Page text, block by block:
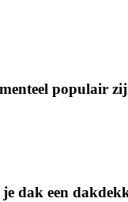
populair
dak een